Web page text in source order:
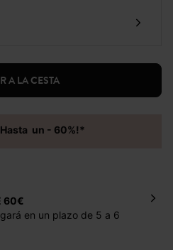
A LA CESTA
¡Hasta un - 60%!*
60€
en un plazo de 5 a 6